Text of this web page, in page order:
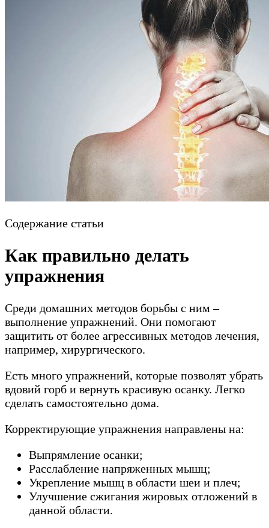
Содержание статьи
Как правильно делать
упражнения
Среди домашних методов борьбы с ним –
выполнение упражнений. Они помогают
защитить от более агрессивных методов лечения,
например, хирургического.
Есть много упражнений, которые позволят убрать
вдовий горб и вернуть красивую осанку. Легко
сделать самостоятельно дома.
Корректирующие упражнения направлены на:
Выпрямление осанки;
Расслабление напряженных мышц;
Укрепление мышц в области шеи и плеч;
Улучшение сжигания жировых отложений в
данной области.